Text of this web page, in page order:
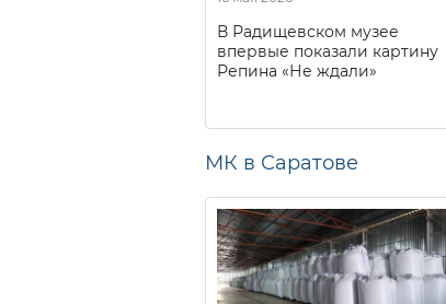
В Радищевском музее
впервые показали картину
Репина «Не ждали»
МК в Саратове